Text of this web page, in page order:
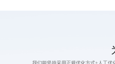
我们能坚持采用正规优化方式+人工